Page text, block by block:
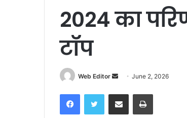
2024 का
टॉप
Web Editor
Send
email
June 2, 2026
FacebookTwitter Share via Email Print